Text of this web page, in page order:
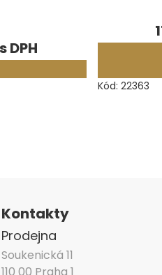
Kód:22363
Kontakty
Prodejna
Soukenická 11